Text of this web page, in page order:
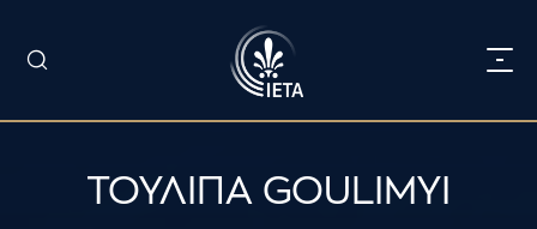
ΤΟΥΛΙΠΑ GOULIMYI